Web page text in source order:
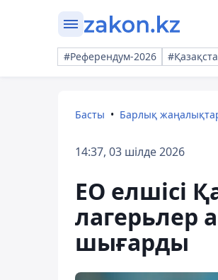
#Референдум-2026
Басты Барлық
14:37, 03 шілде 2026
ЕО елшісі
лагерьлер
шығарды